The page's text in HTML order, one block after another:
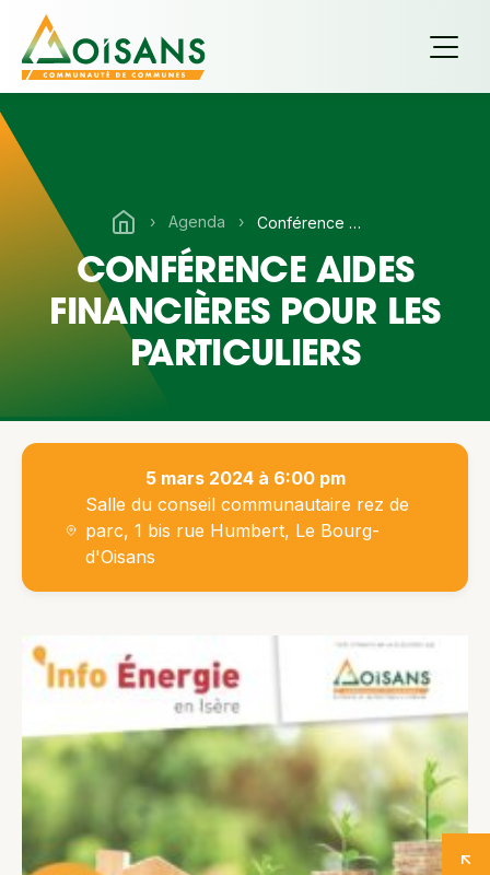
› Agenda › Conférence aides financières pour les particuliers
CONFÉRENCE AIDES
FINANCIÈRES POUR LES
PARTICULIERS
5 mars 2024 à 6:00 pm
Salle du conseil communautaire rez de
parc, 1 bis rue Humbert, Le Bourg-
d'Oisans